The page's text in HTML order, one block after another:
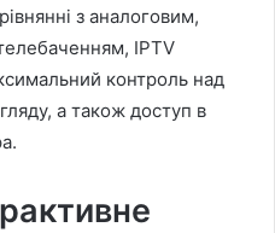
з аналоговим,
IPTV
контроль над
а також доступ в